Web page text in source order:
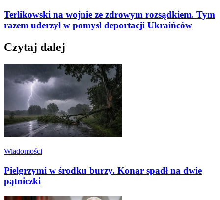
Terlikowski na wojnie ze zdrowym rozsądkiem. Tym
razem uderzył w pomysł deportacji Ukraińców
Czytaj dalej
Wiadomości
Pielgrzymi w środku burzy. Konar spadł na dwie
pątniczki